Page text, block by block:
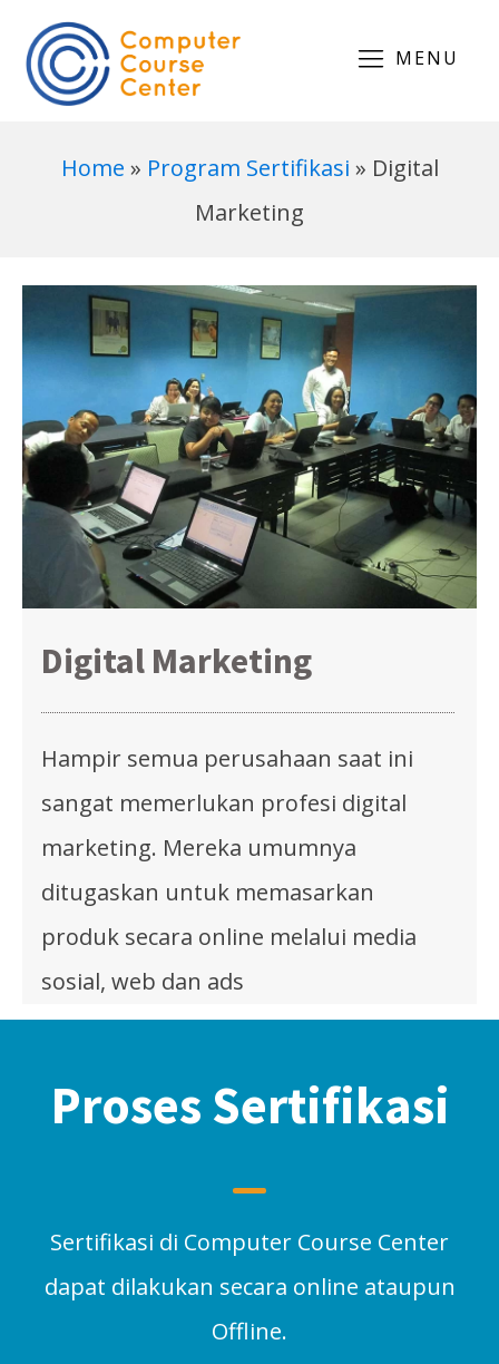
MENU
Home » Program Sertifikasi » Digital
Marketing
Digital Marketing
Hampir semua perusahaan saat ini
sangat memerlukan profesi digital
marketing. Mereka umumnya
ditugaskan untuk memasarkan
produk secara online melalui media
sosial, web dan ads
Proses Sertifikasi
Sertifikasi di Computer Course Center
dapat dilakukan secara online ataupun
Offline.